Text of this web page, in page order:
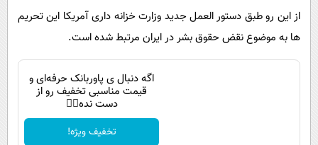
از این رو طبق دستور العمل جدید وزارت خزانه داری آمریکا این تحریم
ها به موضوع نقض حقوق بشر در ایران مرتبط شده است.
اگه دنبال ی پاوربانک حرفه‌ای و
قیمت مناسبی تخفیف رو از
دست نده👌🏻
تخفیف ویژه!